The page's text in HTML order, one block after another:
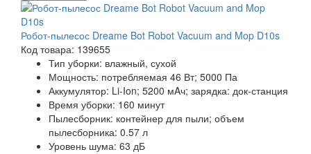
Робот-пылесос Dreame Bot Robot Vacuum and Mop D10s
Код товара: 139655
Тип уборки: влажный, сухой
Мощность: потребляемая 46 Вт; 5000 Па
Аккумулятор: Li-Ion; 5200 мAч; зарядка: док-станция
Время уборки: 160 минут
Пылесборник: контейнер для пыли; объем
пылесборника: 0.57 л
Уровень шума: 63 дБ